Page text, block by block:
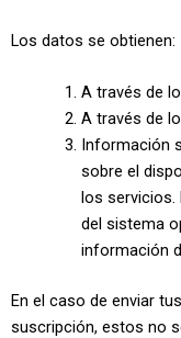
Los datos se obtienen:
A través de
A través de
Información
sobre el
los servicios.
del sistema
información
En el caso de enviar
suscripción, estos no